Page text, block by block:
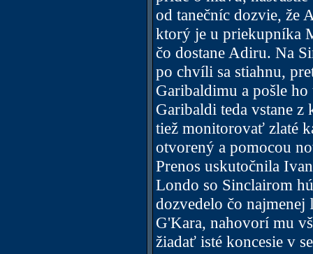
od tanečníc dozvie, že
ktorý je u priekupníka
čo dostane Adiru. Na
po chvíli sa stiahnu,
Garibaldimu a pošle
Garibaldi teda vstane z
tiež monitorovať zlaté
otvorený a pomocou
Prenos uskutočnila
Londo so Sinclairom
dozvedelo čo
G'Kara, nahovorí mu
žiadať isté koncesie v